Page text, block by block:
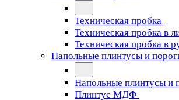
Техническая пробка
Техническая пробка в
Техническая пробка в
Напольные плинтусы и
Напольные плинтусы и
Плинтус МДФ